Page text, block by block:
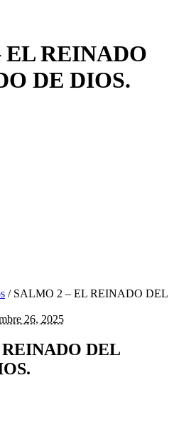
EL REINADO
DE DIOS.
/ SALMO 2 – EL REINADO DEL
26, 2025
DEL